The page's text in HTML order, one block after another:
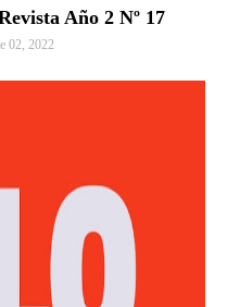
Año 2 Nº 17
02, 2022